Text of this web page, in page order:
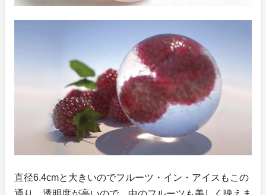
直径6.4cmと大きいのでフルーツ・イン・アイスもこの